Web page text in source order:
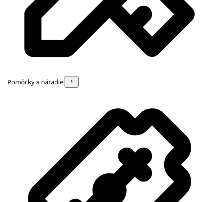
Pomôcky a náradie